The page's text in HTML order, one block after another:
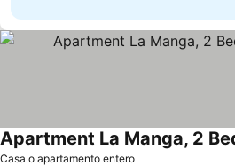
Casa o apartamento entero
Apartment La Manga, 2